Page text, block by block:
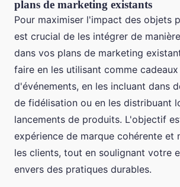
plans de marketing existants
Pour maximiser l'impact des objets
est crucial de les intégrer de
dans vos plans de marketing
faire en les utilisant comme
d'événements, en les incluant dans
de fidélisation ou en les distribuant
lancements de produits. L'objectif
expérience de marque cohérente et
les clients, tout en soulignant votre
envers des pratiques durables.